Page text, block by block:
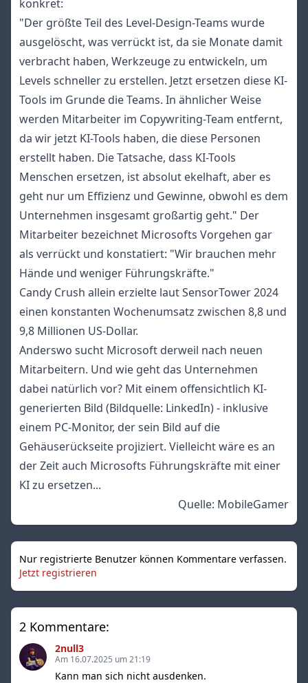
konkret:
"Der größte Teil des Level-Design-Teams wurde
ausgelöscht, was verrückt ist, da sie Monate damit
verbracht haben, Werkzeuge zu entwickeln, um
Levels schneller zu erstellen. Jetzt ersetzen diese KI-
Tools im Grunde die Teams. In ähnlicher Weise
werden Mitarbeiter im Copywriting-Team entfernt,
da wir jetzt KI-Tools haben, die diese Personen
erstellt haben. Die Tatsache, dass KI-Tools
Menschen ersetzen, ist absolut ekelhaft, aber es
geht nur um Effizienz und Gewinne, obwohl es dem
Unternehmen insgesamt großartig geht." Der
Mitarbeiter bezeichnet Microsofts Vorgehen gar
als verrückt und konstatiert: "Wir brauchen mehr
Hände und weniger Führungskräfte."
Candy Crush allein erzielte lautSensorTower2024
einen konstanten Wochenumsatz zwischen 8,8 und
9,8 Millionen US-Dollar.
Anderswo sucht Microsoft derweil nach neuen
Mitarbeitern. Und wie geht das Unternehmen
dabei natürlich vor? Mit einem offensichtlich KI-
generierten Bild (Bildquelle: LinkedIn) - inklusive
einem PC-Monitor, der sein Bild auf die
Gehäuserückseite projiziert. Vielleicht wäre es an
der Zeit auch Microsofts Führungskräfte mit einer
KI zu ersetzen...
Quelle: MobileGamer
Nur registrierte Benutzer können Kommentare verfassen.
Jetzt registrieren
2 Kommentare:
2null3
Am 16.07.2025 um 21:19
Kann man sich nicht ausdenken.